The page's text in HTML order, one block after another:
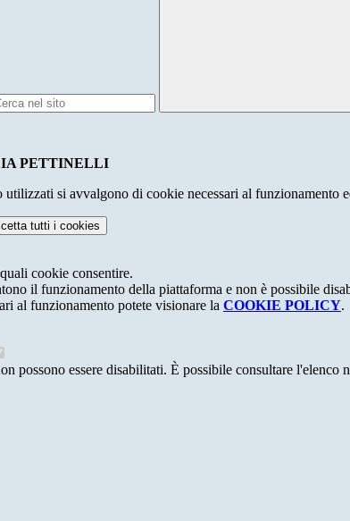
PETTINELLI
utilizzati si avvalgono di cookie necessari al funzionamento
tutti i cookies
cookie consentire.
il funzionamento della piattaforma e non è possibile
al funzionamento potete visionare la COOKIE POLICY.
possono essere disabilitati. È possibile consultare l'elenco